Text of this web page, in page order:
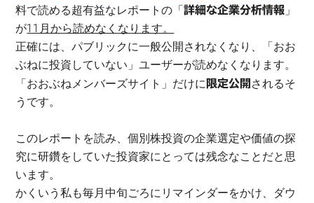
料で読める超有益なレポートの「詳細な企業分析情報 」
が11月から読めなくなります。
正確には、パブリックに一般公開されなくなり、「おお
ぶねに投資していない」ユーザーが読めなくなります。
「おおぶねメンバーズサイト」だけに 限定公開 されるそ
うです。
このレポートを読み、個別株投資の企業選定や価値の探
究に研鑽をしていた投資家にとっては残念なことだと思
います。
かくいう私も毎月中旬ごろにリマインダーをかけ、ダウ